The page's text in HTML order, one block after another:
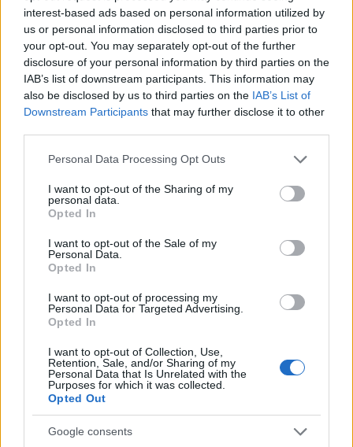
interest-based ads based on personal information utilized by
us or personal information disclosed to third parties prior to
your opt-out. You may separately opt-out of the further
disclosure of your personal information by third parties on the
IAB’s list of downstream participants. This information may
also be disclosed by us to third parties on the IAB’s List of
Downstream Participants that may further disclose it to other
Please note that this website/app uses one or more Google
not limited to your visit or usage behaviour. You may click to
grant or deny consent to Google and its third-party tags to
use your data for below specified purposes in below Google
consent section.
Personal Data Processing Opt Outs
I want to opt-out of the Sharing of my
personal data.
Opted In
I want to opt-out of the Sale of my
Personal Data.
Opted In
I want to opt-out of processing my
Personal Data for Targeted Advertising.
Opted In
I want to opt-out of Collection, Use,
Retention, Sale, and/or Sharing of my
Personal Data that Is Unrelated with the
Purposes for which it was collected.
Opted Out
Google consents
Αττικής, κατά τη διενέργεια ελέγχων στο πλαίσιο
του Προγράμματος "Επίσημος Έλεγχος
Μικροβιολογικών Κριτηρίων Ασφάλειας Τροφίμων"
έτους 2026, προέβη σε δειγματοληψία
παρασκευάσματος κρέατος με εμπορική ονομασία:
"ΓΕΜΙΣΤΟ ΡΟΛΟ ΚΟΤΟΠΟΥΛΟ- ΥΦΑΝΤΗΣ" με
ημερομηνία ανάλωσης 08/07/2026 και ημερομηνία
ζύγισης 24/06/2026, που παράγεται από την
εταιρεία "Α & Χ ΥΦΑΝΤΗΣ ΑΝΩΝΥΜΟΣ
ΒΙΟΜΗΧΑΝΙΚΗ ΚΑΙ ΕΜΠΟΡΙΚΗ ΕΤΑΙΡΕΙΑ" και
διαπιστώθηκε η ΠΑΡΟΥΣΙΑ του παθογόνου
μικροοργανισμού Salmonella spp. στο ανωτέρω
δείγμα.
Ο ΕΦΕΤ απαίτησε την άμεση ανάκληση του
συνόλου της συγκεκριμένης παρτίδας του εν λόγω
προϊόντος και ήδη βρίσκονται σε εξέλιξη οι
σχετικοί έλεγχοι.
Καλούνται οι καταναλωτές που έχουν προμηθευτεί
το ανωτέρω προϊόν, να μην το καταναλώσουν».